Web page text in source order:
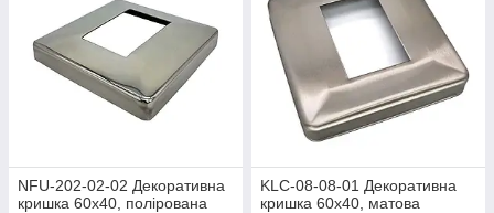
NFU-202-02-02 Декоративна
кришка 60х40, полірована
KLC-08-08-01 Декоративна
кришка 60х40, матова